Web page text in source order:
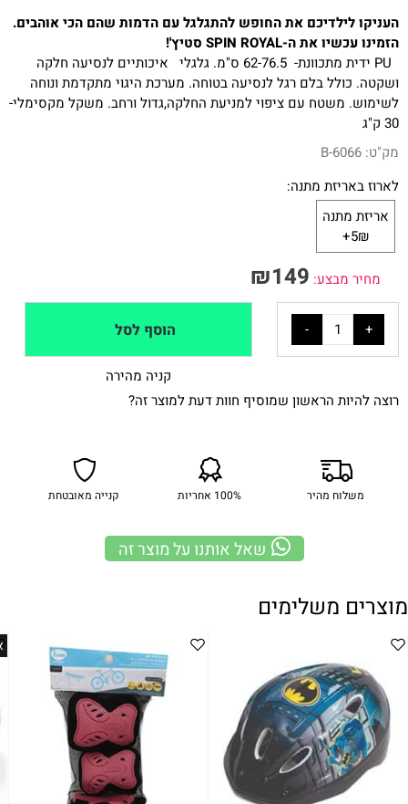
העניקו לילדיכם את החופש להתגלגל עם הדמות שהם הכי אוהבים.
הזמינו עכשיו את ה-SPIN ROYAL סטיץ'!
PU ידית מתכוונת- 62-76.5 ס"מ. גלגלי איכותיים לנסיעה חלקה
ושקטה. כולל בלם רגל לנסיעה בטוחה. מערכת היגוי מתקדמת ונוחה
לשימוש. משטח עם ציפוי למניעת החלקה,גדול ורחב. משקל מקסימלי-
30 ק"ג
מק"ט: B-6066
לארוז באריזת מתנה:
אריזת מתנה
5₪+
מחיר מבצע: ₪149
הוסף לסל
קניה מהירה
רוצה להיות הראשון שמוסיף חוות דעת למוצר זה?
משלוח מהיר 100% אחריות קנייה מאובטחת
שאל אותנו על מוצר זה
מוצרים משלימים